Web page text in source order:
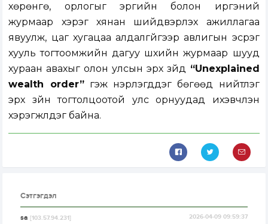
хөрөнгө, орлогыг эрүүгийн болон иргэний
журмаар хэрэг хянан шийдвэрлэх ажиллагаа
явуулж, цаг хугацаа алдалгүйгээр авлигын эсрэг
хууль тогтоомжийн дагуу шүүхийн журмаар шууд
хураан авахыг олон улсын эрх зүйд “Unexplained
wealth order”гэж нэрлэгддэг бөгөөд нийтлэг
эрх зүйн тогтолцоотой улс орнуудад ихэвчлэн
хэрэгжүүлдэг байна.
Сэтгэгдэл
sa[103.57.94.231] 2026-04-09 09:59:37